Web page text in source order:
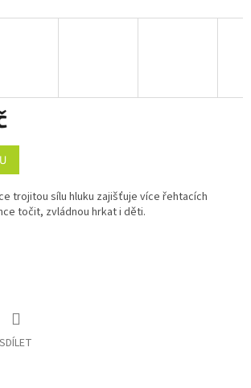
trojitou sílu hluku zajišťuje více řehtacích
točit, zvládnou hrkat i děti.
SDÍLET